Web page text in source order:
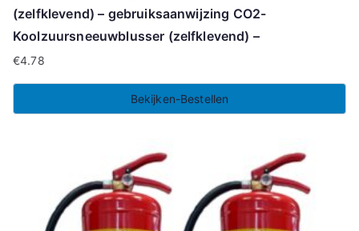
(zelfklevend) – gebruiksaanwijzing CO2-
Koolzuursneeuwblusser (zelfklevend) –
€4.78
Bekijken-Bestellen